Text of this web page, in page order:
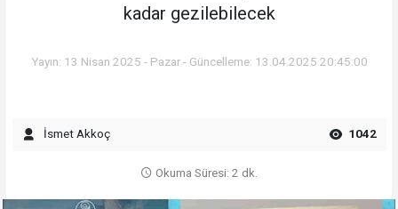
kadar gezilebilecek
Yayın: 13 Nisan 2025 - Pazar - Güncelleme: 13.04.2025 20:45:00
İsmet Akkoç 1042
Okuma Süresi: 2 dk.